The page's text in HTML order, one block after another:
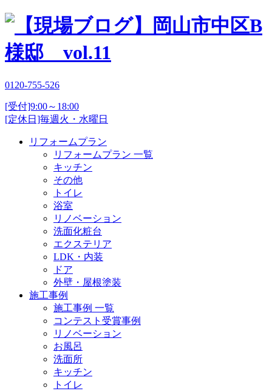
0120-755-526
[受付]9:00～18:00
[定休日]毎週火・水曜日
リフォームプラン
リフォームプラン 一覧
キッチン
その他
トイレ
浴室
リノベーション
洗面化粧台
エクステリア
LDK・内装
ドア
外壁・屋根塗装
施工事例
施工事例 一覧
コンテスト受賞事例
リノベーション
お風呂
洗面所
キッチン
トイレ